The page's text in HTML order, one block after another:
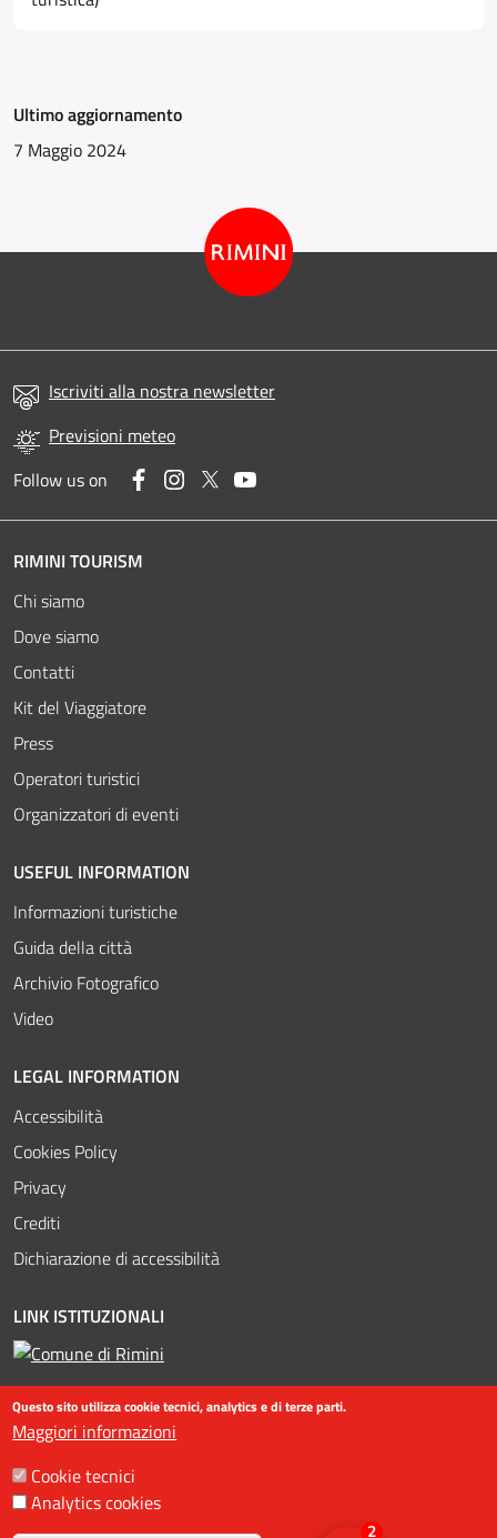
Ultimo aggiornamento
7 Maggio 2024
Iscriviti alla nostra newsletter
Previsioni meteo
Follow us on
FacebookInstagram
Twitter
RIMINI TOURISM
Chi siamo
Dove siamo
Contatti
Kit del Viaggiatore
Press
Operatori turistici
Organizzatori di eventi
USEFUL INFORMATION
Informazioni turistiche
Guida della città
Archivio Fotografico
Video
LEGAL INFORMATION
Accessibilità
Cookies Policy
Privacy
Crediti
Dichiarazione di accessibilità
LINK ISTITUZIONALI
©2016-2023 Assessorato al turismo / Comune di Rimini, Piazzale
Questo sito utilizza cookie tecnici, analytics e di terze parti.
Maggiori informazioni
Cookie tecnici
Analytics cookies
2